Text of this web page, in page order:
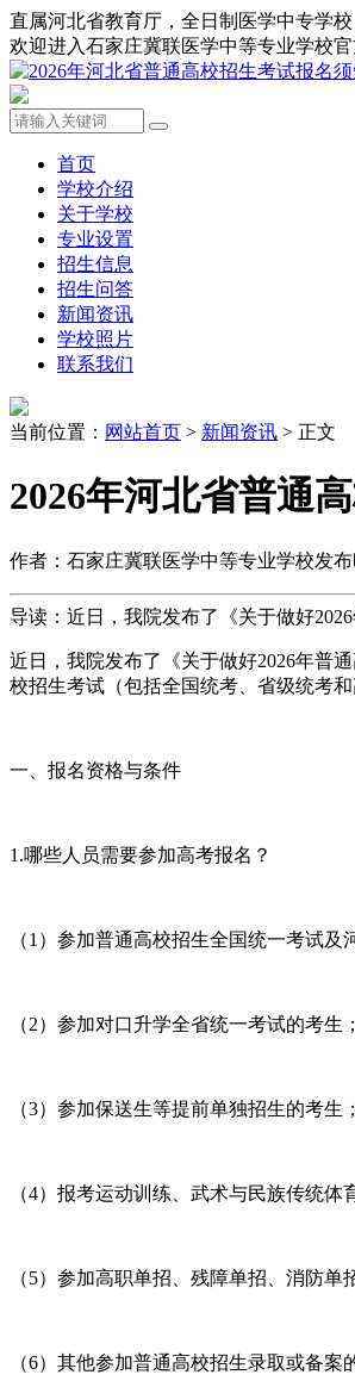
直属河北省教育厅，全日制医学中专学校
欢迎进入石家庄冀联医学中等专业学校
首页
学校介绍
关于学校
专业设置
招生信息
招生问答
新闻资讯
学校照片
联系我们
当前位置： 网站首页 > 新闻资讯 > 正文
2026年河北省普通
作者：石家庄冀联医学中等专业学校发布
导读：近日，我院发布了《关于做好
近日，我院发布了《关于做好2026年普
校招生考试（包括全国统考、省级统考
一、报名资格与条件
1.哪些人员需要参加高考报名？
（1）参加普通高校招生全国统一考试
（2）参加对口升学全省统一考试的考生；
（3）参加保送生等提前单独招生的考生；
（4）报考运动训练、武术与民族传统体
（5）参加高职单招、残障单招、消防
（6）其他参加普通高校招生录取或备案